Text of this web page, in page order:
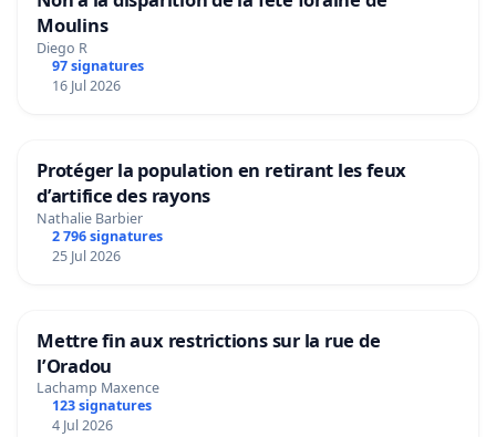
Moulins
Diego R
97 signatures
16 Jul 2026
Protéger la population en retirant les feux
d’artifice des rayons
Nathalie Barbier
2 796 signatures
25 Jul 2026
Mettre fin aux restrictions sur la rue de
l’Oradou
Lachamp Maxence
123 signatures
4 Jul 2026